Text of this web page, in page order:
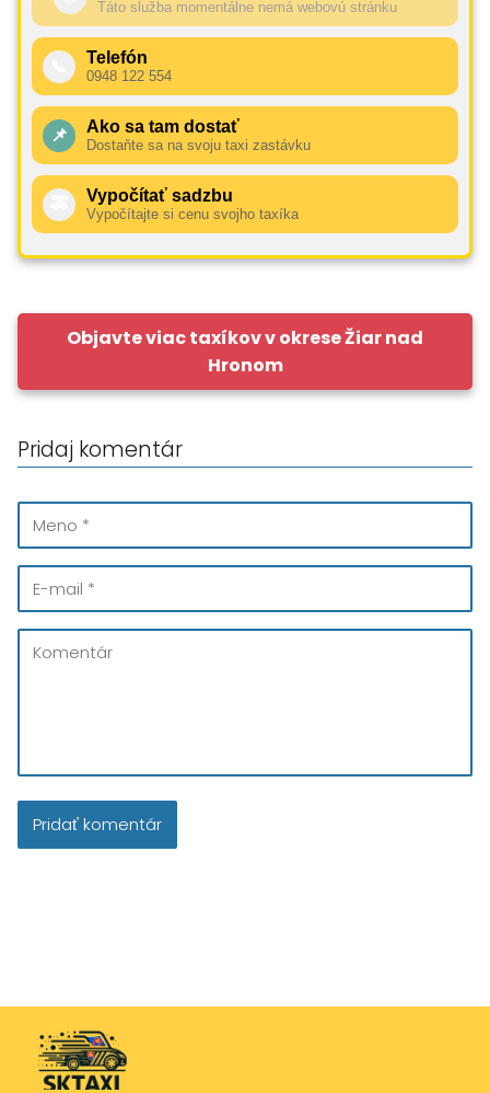
Táto služba momentálne nemá webovú stránku
Telefón
0948 122 554
📌 Ako sa tam dostať
Dostaňte sa na svoju taxi zastávku
Vypočítať sadzbu
Vypočítajte si cenu svojho taxíka
Objavte viac taxíkov v okrese Žiar nad
Hronom
Pridaj komentár